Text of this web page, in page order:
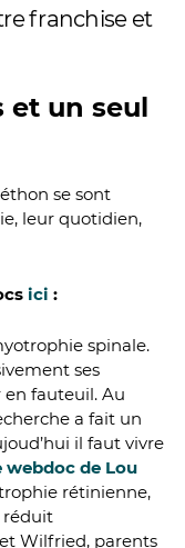
franchise et
et un seul
se sont
leur quotidien,
ici :
spinale.
ses
en fauteuil. Au
a fait un
il faut vivre
webdoc de Lou
rétinienne,
réduit
Wilfried, parents